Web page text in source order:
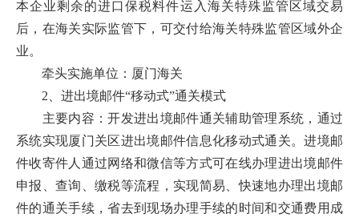
本企业剩余的进口保税料件运入海关特殊监管区域交易
后，在海关实际监管下，可交付给海关特殊监管区域外企
业。
牵头实施单位：厦门海关
2、进出境邮件“移动式”通关模式
主要内容：开发进出境邮件通关辅助管理系统，通过
系统实现厦门关区进出境邮件信息化移动式通关。进境邮
件收寄件人通过网络和微信等方式可在线办理进出境邮件
申报、查询、缴税等流程，实现简易、快速地办理出境邮
件的通关手续，省去到现场办理手续的时间和交通费用成